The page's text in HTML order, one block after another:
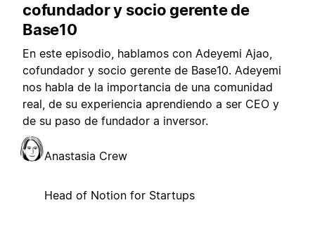
cofundador y socio gerente de
Base10
En este episodio, hablamos con Adeyemi Ajao,
cofundador y socio gerente de Base10. Adeyemi
nos habla de la importancia de una comunidad
real, de su experiencia aprendiendo a ser CEO y
de su paso de fundador a inversor.
Anastasia Crew
Head of Notion for Startups